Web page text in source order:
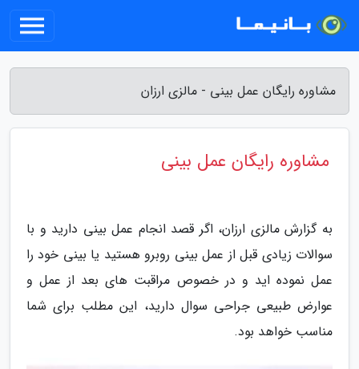
مشاوره رایگان عمل بینی - مالزی ارزان
مشاوره رایگان عمل بینی
به گزارش مالزی ارزان، اگر قصد انجام عمل بینی دارید و با
سوالات زیادی قبل از عمل بینی روبرو هستید یا بینی خود را
عمل نموده اید و در خصوص مراقبت های بعد از عمل و
عوارض طبیعی جراحی سوال دارید، این مطلب برای شما
مناسب خواهد بود.